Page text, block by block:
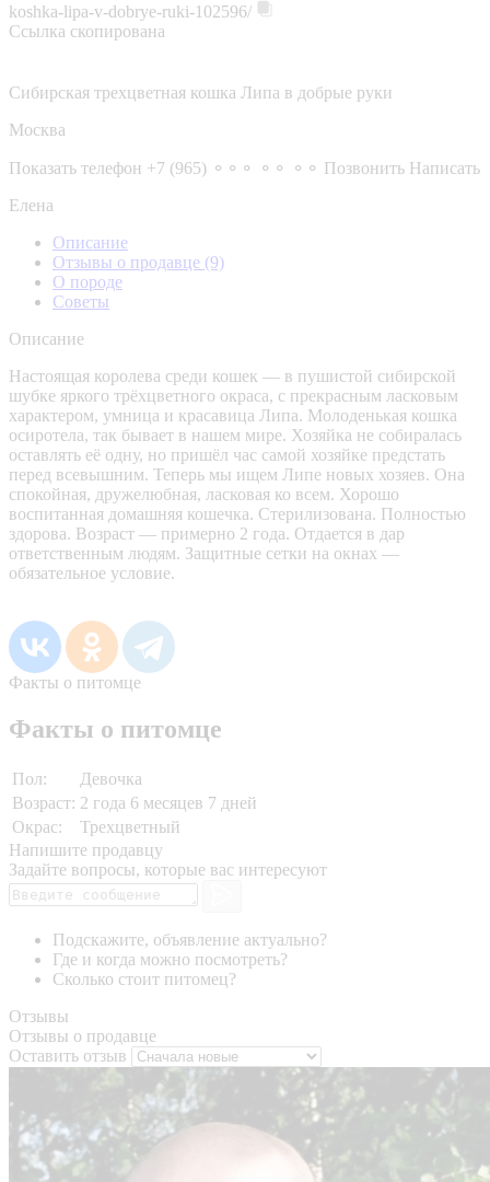
koshka-lipa-v-dobrye-ruki-102596/
Ссылка скопирована
Сибирская трехцветная кошка Липа в добрые руки
Москва
Показать телефон +7 (965) ⚬⚬⚬ ⚬⚬ ⚬⚬ Позвонить Написать
Елена
Описание
Отзывы о продавце (9)
О породе
Советы
Описание
Настоящая королева среди кошек — в пушистой сибирской
шубке яркого трёхцветного окраса, с прекрасным ласковым
характером, умница и красавица Липа. Молоденькая кошка
осиротела, так бывает в нашем мире. Хозяйка не собиралась
оставлять её одну, но пришёл час самой хозяйке предстать
перед всевышним. Теперь мы ищем Липе новых хозяев. Она
спокойная, дружелюбная, ласковая ко всем. Хорошо
воспитанная домашняя кошечка. Стерилизована. Полностью
здорова. Возраст — примерно 2 года. Отдается в дар
ответственным людям. Защитные сетки на окнах —
обязательное условие.
Факты о питомце
Факты о питомце
Пол:
Девочка
Возраст: 2 года 6 месяцев 7 дней
Окрас:
Трехцветный
Напишите продавцу
Задайте вопросы, которые вас интересуют
Подскажите, объявление актуально?
Где и когда можно посмотреть?
Сколько стоит питомец?
Отзывы
Отзывы о продавце
Оставить отзыв